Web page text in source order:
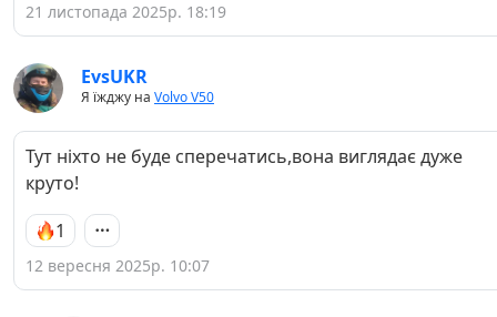
21 листопада 2025р. 18:19
EvsUKR
Я їжджу на Volvo V50
Тут ніхто не буде сперечатись,вона виглядає дуже
круто!
1
12 вересня 2025р. 10:07